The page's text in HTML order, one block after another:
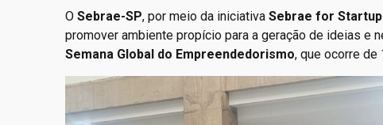
O Sebrae-SP, por meio da iniciativa Sebrae for
promover ambiente propício para a geração de ideias e
Semana Global do Empreendedorismo, que ocorre de